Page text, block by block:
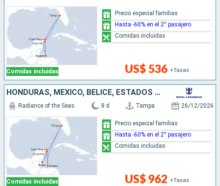
Comidas incluidas US$ 536 +Tasas
Precio especial familias
Hasta -60% en el 2° pasajero
Comidas incluidas
HONDURAS, MÉXICO, BELICE, ESTADOS UNIDOS
Comidas incluidas
Radiance of the Seas 8 d Tampa 26/12/2026
US$ 962 +Tasas
Precio especial familias
Hasta -60% en el 2° pasajero
Comidas incluidas